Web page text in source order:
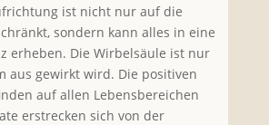
ist nicht nur auf die
sondern kann alles in eine
erheben. Die Wirbelsäule ist nur
aus gewirkt wird. Die positiven
auf allen Lebensbereichen
erstrecken sich von der